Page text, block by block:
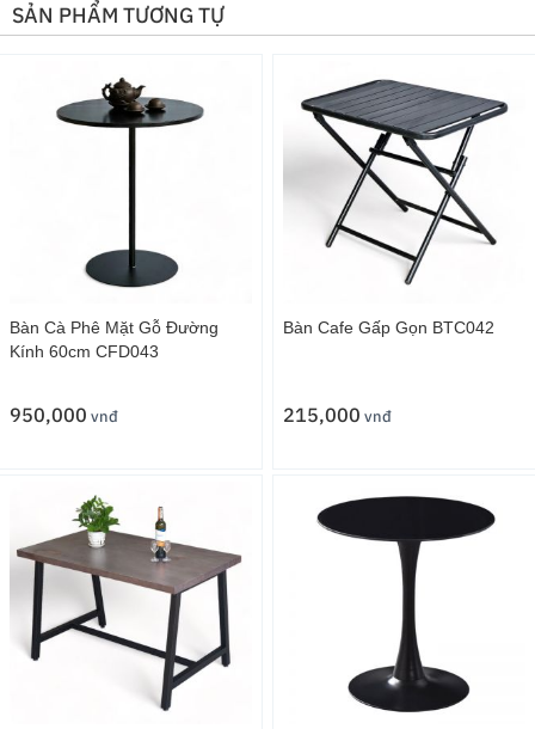
SẢN PHẨM TƯƠNG TỰ
Bàn Cà Phê Mặt Gỗ Đường
Kính 60cm CFD043
950,000 vnđ
Bàn Cafe Gấp Gọn BTC042
215,000 vnđ